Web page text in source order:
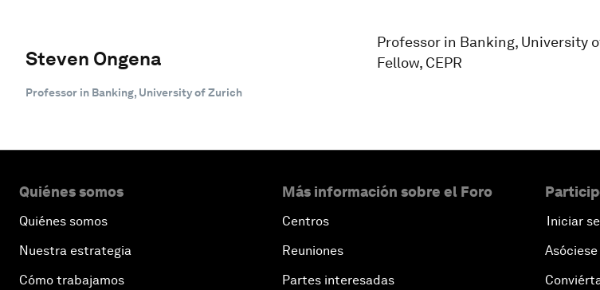
Steven Ongena
Professor in Banking, University of Zurich
Professor in Banking, University
Fellow, CEPR
Quiénes somos
Quiénes somos
Nuestra estrategia
Cómo trabajamos
Más información sobre el Foro
Centros
Reuniones
Partes interesadas
Iniciar